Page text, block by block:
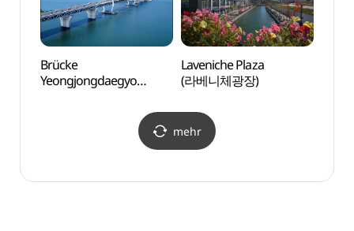
Brücke
Yeongjongdaegyo
Laveniche Plaza
(라베니체광장)
mehr